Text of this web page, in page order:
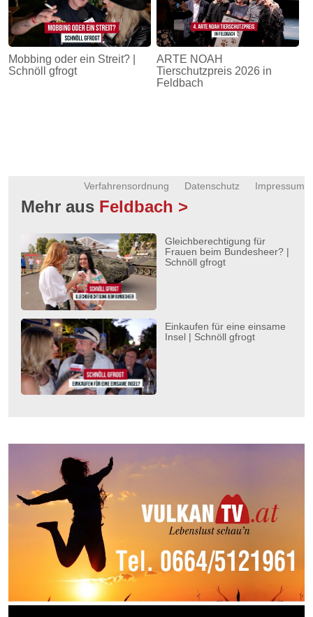
Mobbing oder ein Streit? |
Schnöll gfrogt
ARTE NOAH
Tierschutzpreis 2026 in
Feldbach
Impressum
Datenschutz
Verfahrensordnung
Mehr aus Feldbach >
Gleichberechtigung für
Frauen beim Bundesheer? |
Schnöll gfrogt
Einkaufen für eine einsame
Insel | Schnöll gfrogt